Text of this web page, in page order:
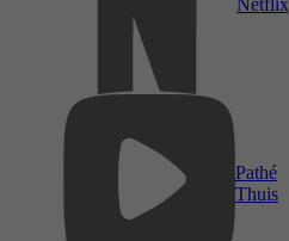
Pathé
Thuis